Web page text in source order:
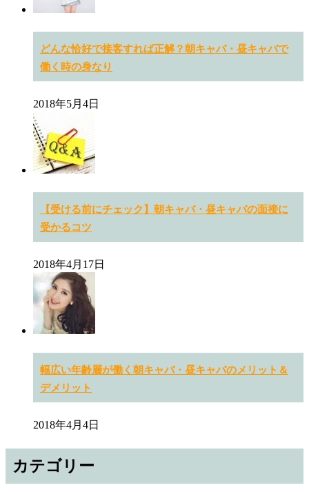
どんな恰好で接客すれば正解？朝キャバ・昼キャバで
働く時の身なり
2018年5月4日
【受ける前にチェック】朝キャバ・昼キャバの面接に
受かるコツ
2018年4月17日
幅広い年齢層が働く朝キャバ・昼キャバのメリット＆
デメリット
2018年4月4日
カテゴリー